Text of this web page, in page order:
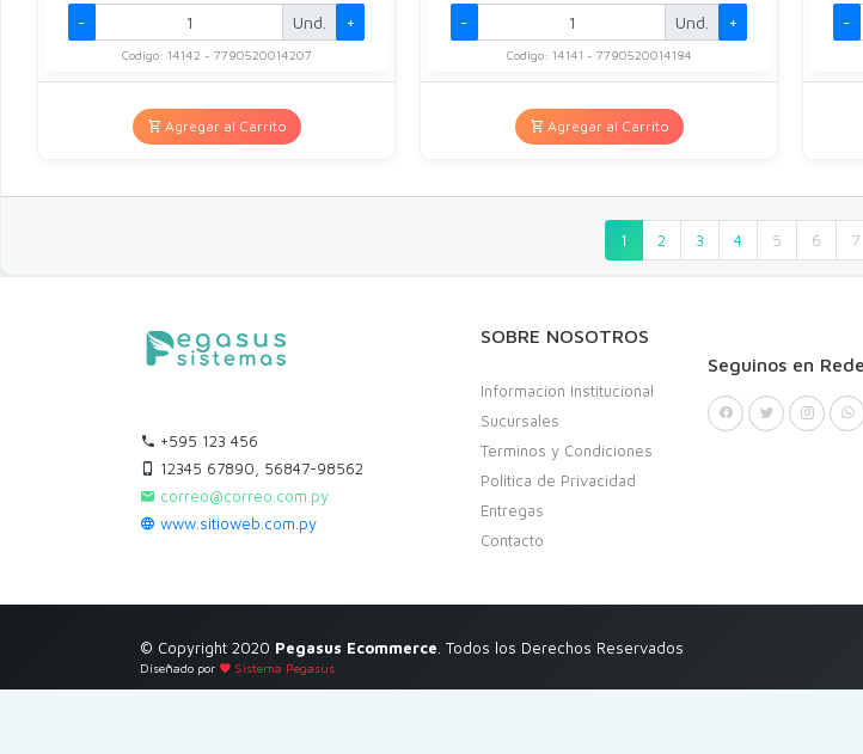
-
Und. +
Codigo: 14142 - 7790520014207
Agregar al Carrito
-
Und. +
Codigo: 14141 - 7790520014184
Agregar al Carrito
-
1 2 3 4 5 6 7
+595 123 456
12345 67890, 56847-98562
correo@correo.com.py
www.sitioweb.com.py
SOBRE NOSOTROS
Informacion Institucional
Sucursales
Terminos y Condiciones
Politica de Privacidad
Entregas
Contacto
Seguinos en
© Copyright 2020 Pegasus Ecommerce . Todos los Derechos Reservados
Diseñado por Sistema Pegasus